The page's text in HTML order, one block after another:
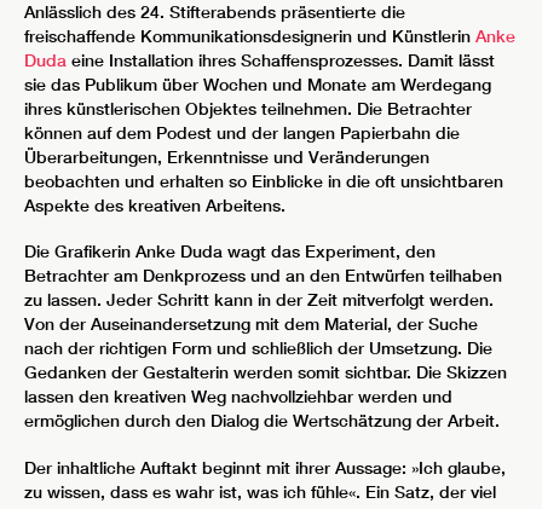
Anlässlich des 24. Stifterabends präsentierte die
freischaffende Kommunikationsdesignerin und Künstlerin Anke
Duda eine Installation ihres Schaffensprozesses. Damit lässt
sie das Publikum über Wochen und Monate am Werdegang
ihres künstlerischen Objektes teilnehmen. Die Betrachter
können auf dem Podest und der langen Papierbahn die
Überarbeitungen, Erkenntnisse und Veränderungen
beobachten und erhalten so Einblicke in die oft unsichtbaren
Aspekte des kreativen Arbeitens.
Die Grafikerin Anke Duda wagt das Experiment, den
Betrachter am Denkprozess und an den Entwürfen teilhaben
zu lassen. Jeder Schritt kann in der Zeit mitverfolgt werden.
Von der Auseinandersetzung mit dem Material, der Suche
nach der richtigen Form und schließlich der Umsetzung. Die
Gedanken der Gestalterin werden somit sichtbar. Die Skizzen
lassen den kreativen Weg nachvollziehbar werden und
ermöglichen durch den Dialog die Wertschätzung der Arbeit.
Der inhaltliche Auftakt beginnt mit ihrer Aussage: »Ich glaube,
zu wissen, dass es wahr ist, was ich fühle«. Ein Satz, der viel